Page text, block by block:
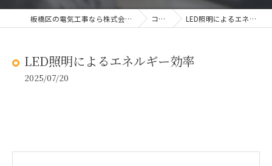
板橋区の電気工事なら株式会社ラプチャー コラム LED照明によるエネルギー効率
LED照明によるエネルギー効率
2025/07/20